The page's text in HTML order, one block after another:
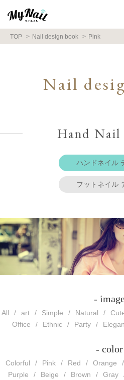
TOP Nail design book Pink
Nail
Hand Nail
ハンドネイル
フットネイル
-
All art Simple Natural
Office
Ethnic Party
-
Colorful Pink Red Orange
Purple
Beige Brown Gray